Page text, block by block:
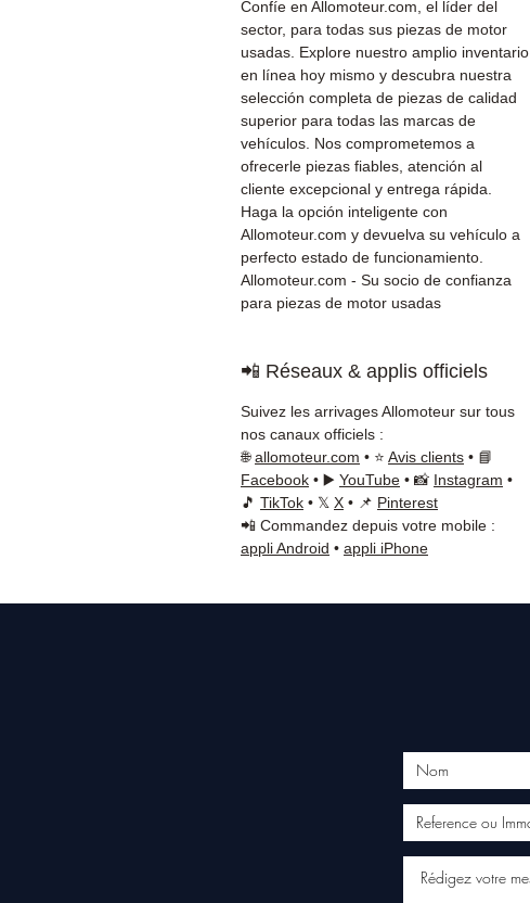
Confíe en Allomoteur.com, el líder del
sector, para todas sus piezas de motor
usadas. Explore nuestro amplio inventario
en línea hoy mismo y descubra nuestra
selección completa de piezas de calidad
superior para todas las marcas de
vehículos. Nos comprometemos a
ofrecerle piezas fiables, atención al
cliente excepcional y entrega rápida.
Haga la opción inteligente con
Allomoteur.com y devuelva su vehículo a
perfecto estado de funcionamiento.
Allomoteur.com - Su socio de confianza
para piezas de motor usadas
📲 Réseaux & applis officiels
Suivez les arrivages Allomoteur sur tous
nos canaux officiels :
🌐allomoteur.com • ⭐ Avis clients • 📘
Facebook • ▶️ YouTube • 📸 Instagram •
🎵 TikTok • 𝕏 X • 📌 Pinterest
📲 Commandez depuis votre mobile :
appli Android • appli iPhone